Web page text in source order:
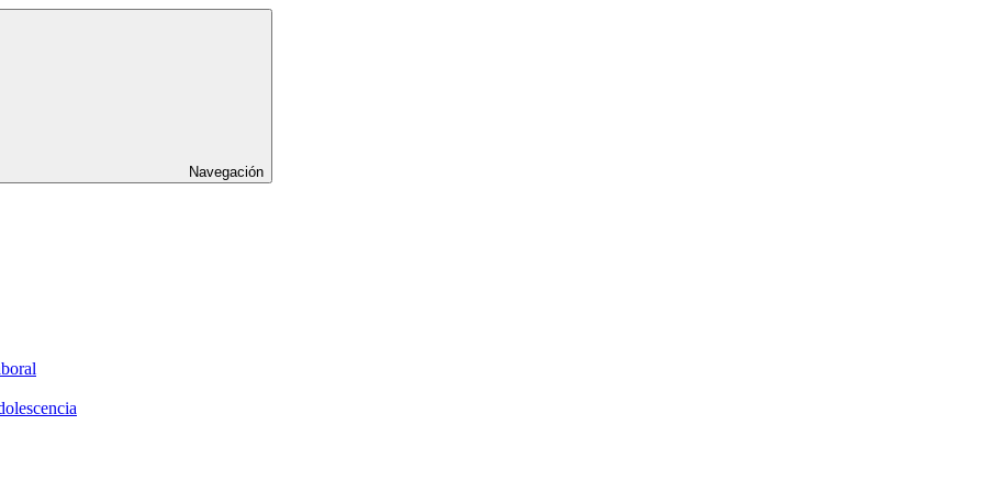
Navegación